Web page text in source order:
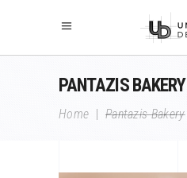
PANTAZIS BAKERY
Home | Pantazis Bakery